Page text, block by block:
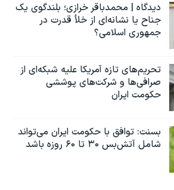
دیدگاه | محمدباقر خرازی؛ بلندگوی یک
جناح یا نشانه‌ای از خلأ قدرت در
جمهوری اسلامی؟
تحریم‌های تازه آمریکا علیه شبکه‌ای از
صرافی‌ها و شرکت‌های پوششی
حکومت ایران
بسنت: توافق با حکومت ایران می‌تواند
شامل آتش‌بس ۳۰ تا ۶۰ روزه باشد